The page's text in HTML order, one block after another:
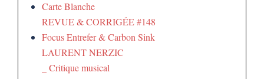
Carte Blanche
REVUE & CORRIGÉE #148
Focus Entrefer & Carbon Sink
LAURENT NERZIC
_ Critique musical